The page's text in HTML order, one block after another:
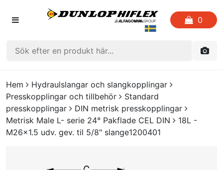
0
HEM
FAVORITLISTOR
KATALOGER
Hem
Hydraulslangar och slangkopplingar
Presskopplingar och tillbehör
Standard
presskopplingar
DIN metrisk presskopplingar
Metrisk Male L- serie 24° Pakflade CEL DIN
18L -
M26x1.5 udv. gev. til 5/8" slange1200401